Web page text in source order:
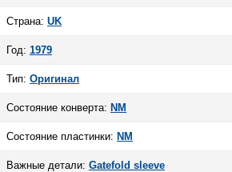
Страна: UK
Год: 1979
Тип: Оригинал
Состояние конверта: NM
Состояние пластинки: NM
Важные детали: Gatefold sleeve